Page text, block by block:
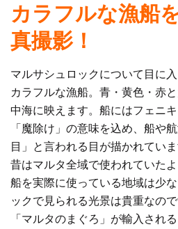
カラフルな漁船
真撮影！
マルサシュロックについて目に
カラフルな漁船。青・黄色・赤
中海に映えます。船にはフェニ
「魔除け」の意味を込め、船や
目」と言われる目が描かれていま
昔はマルタ全域で使われていた
船を実際に使っている地域は少
ックで見られる光景は貴重なの
「マルタのまぐろ」が輸入され